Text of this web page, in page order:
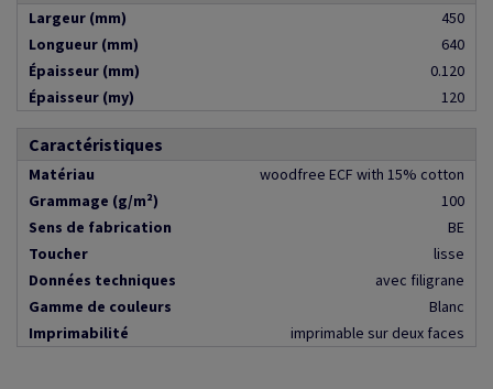
Largeur (mm)
450
Longueur (mm)
640
Épaisseur (mm)
0.120
Épaisseur (my)
120
Caractéristiques
Matériau
woodfree ECF with 15% cotton
Grammage (g/m²)
100
Sens de fabrication
BE
Toucher
lisse
Données techniques
avec filigrane
Gamme de couleurs
Blanc
Imprimabilité
imprimable sur deux faces